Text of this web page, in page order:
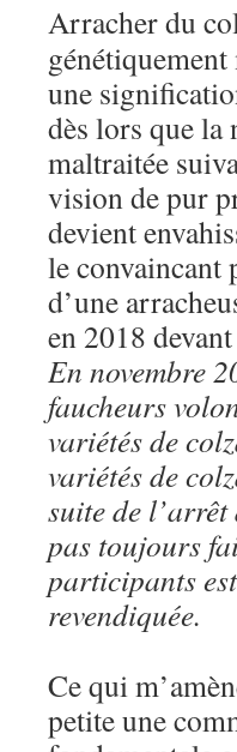
Arracher du
une
dès lors que la
maltraitée
vision de pur
devient
le convaincant
d’une
en 2018
En novembre
faucheurs
variétés de
variétés de
suite de
pas toujours
participants
revendiquée.
Ce qui
petite une